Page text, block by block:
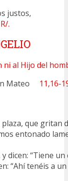
justos,
R/.
ni al Hijo del
Mateo 11,16-
que gritan
entonado
dicen: “Tiene un
“Ahí tenéis a